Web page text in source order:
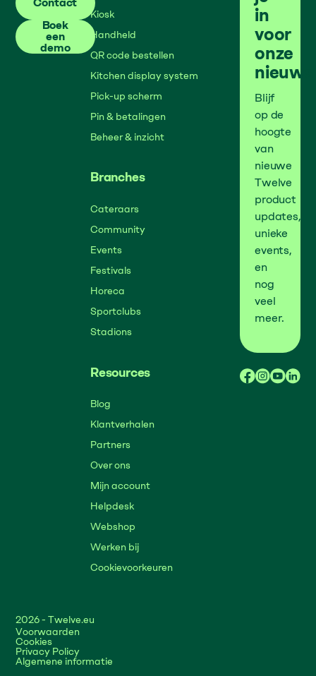
Boek een demo
Boek
een
demo
Kiosk
Handheld
QR code bestellen
Kitchen display system
Pick-up scherm
Pin & betalingen
Beheer & inzicht
Branches
Cateraars
Community
Events
Festivals
Horeca
Sportclubs
Stadions
Resources
Blog
Klantverhalen
Partners
Over ons
Mijn account
Helpdesk
Webshop
Werken bij
Cookievoorkeuren
in
voor
onze
Blijf
op de
hoogte
van
nieuwe
Twelve
product
updates,
unieke
events,
en
nog
veel
meer.
2026- Twelve.eu
Voorwaarden
Cookies
Privacy Policy
Algemene informatie